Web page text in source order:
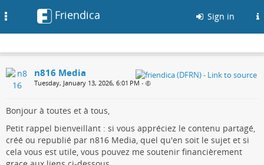
Friendica Sign in
n816 Media
Tuesday, January 13, 2026, 6:01 PM •
Bonjour à toutes et à tous,
Petit rappel bienveillant : si vous appréciez le contenu partagé,
créé ou republié par n816 Media, quel qu'en soit le sujet et si
cela vous est utile, vous pouvez me soutenir financièrement